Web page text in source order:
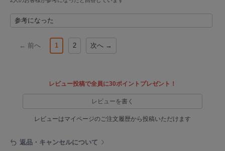
リーボック
SESAME STREET MARKET
セサミストリートマーケット
SHAKA
シャカ
参考になった
← 前へ 1 2 次へ →
レビュー投稿で全員に30ポイントプレゼント！
レビューを書く
レビューはマイページのご注文履歴から投稿いただけます
返品・キャンセルについて